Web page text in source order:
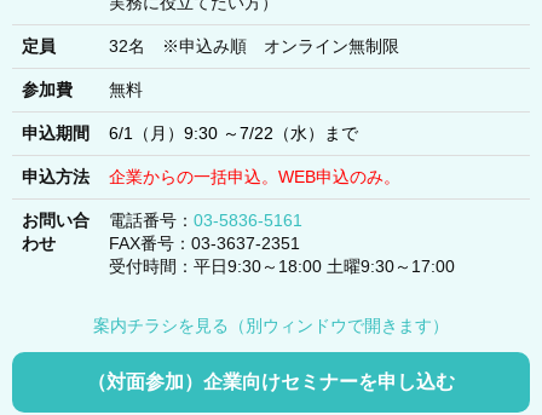
定員 32名 ※申込み順 オンライン無制限
参加費 無料
申込期間 6/1（月）9:30 ～7/22（水）まで
申込方法 企業からの一括申込。WEB申込のみ。
お問い合
わせ
電話番号： 03-5836-5161
FAX番号：03-3637-2351
受付時間：平日9:30～18:00 土曜9:30～17:00
案内チラシを見る（別ウィンドウで開きます）
（対面参加）企業向けセミナーを申し込む